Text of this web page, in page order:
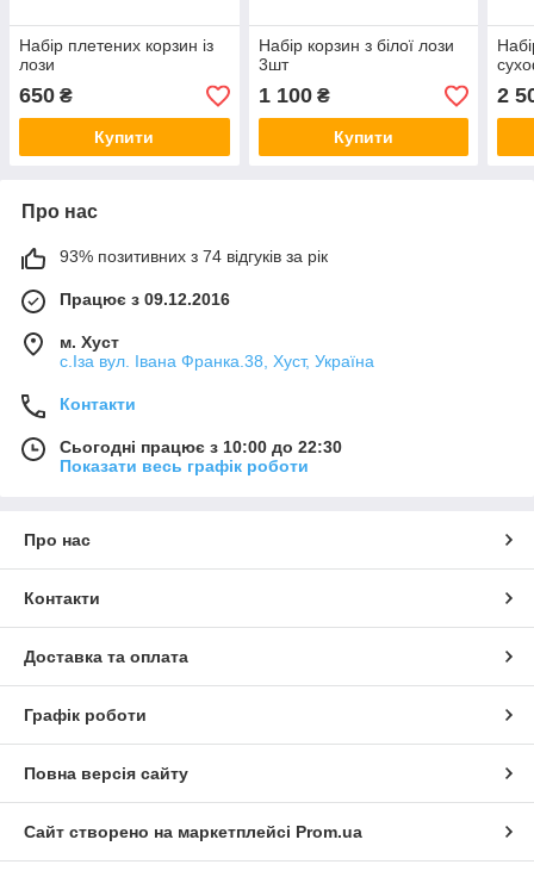
Набір плетених корзин із
лози
650 ₴
Купити
Набір корзин з білої лози
3шт
1 100₴
Купити
2
Про нас
93% позитивних з 74 відгуків за рік
Працює з 09.12.2016
м. Хуст
с.Іза вул. Івана Франка.38, Хуст, Україна
Контакти
Сьогодні працює з 10:00 до 22:30
Показати весь графік роботи
Про нас
Контакти
Доставка та оплата
Графік роботи
Повна версія сайту
Сайт створено на маркетплейсі Prom.ua